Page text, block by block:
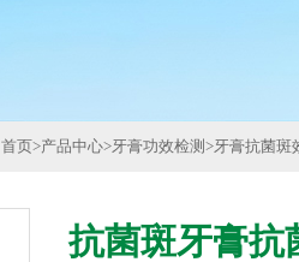
首页>产品中心>牙膏功效检测 >牙膏抗菌斑
抗菌斑牙膏抗